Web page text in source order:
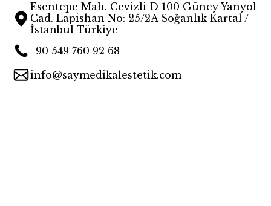
Esentepe Mah. Cevizli D 100 Güney Yanyol
Cad. Lapishan No: 25/2A Soğanlık Kartal /
İstanbul Türkiye
+90 549 760 92 68
info@saymedikalestetik.com